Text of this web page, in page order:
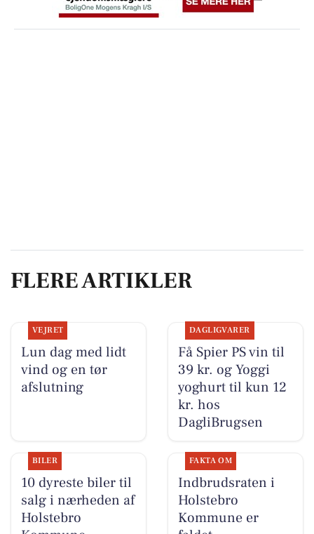
FLERE ARTIKLER
VEJRET
Lun dag med lidt
vind og en tør
afslutning
DAGLIGVARER
Få Spier PS vin til
39 kr. og Yoggi
yoghurt til kun 12
kr. hos
DagliBrugsen
BILER
10 dyreste biler til
salg i nærheden af
Holstebro
FAKTA OM
Indbrudsraten i
Holstebro
Kommune er